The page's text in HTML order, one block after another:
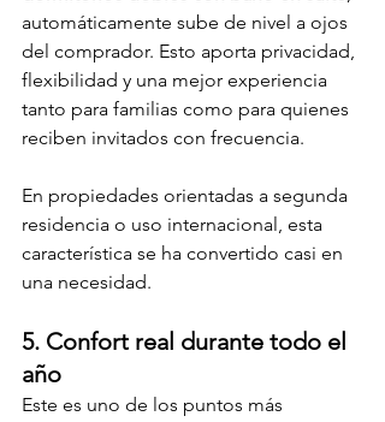
automáticamente sube de nivel a ojos
del comprador. Esto aporta privacidad,
flexibilidad y una mejor experiencia
tanto para familias como para quienes
reciben invitados con frecuencia.
En propiedades orientadas a segunda
residencia o uso internacional, esta
característica se ha convertido casi en
una necesidad.
5. Confort real durante todo el
año
Este es uno de los puntos más